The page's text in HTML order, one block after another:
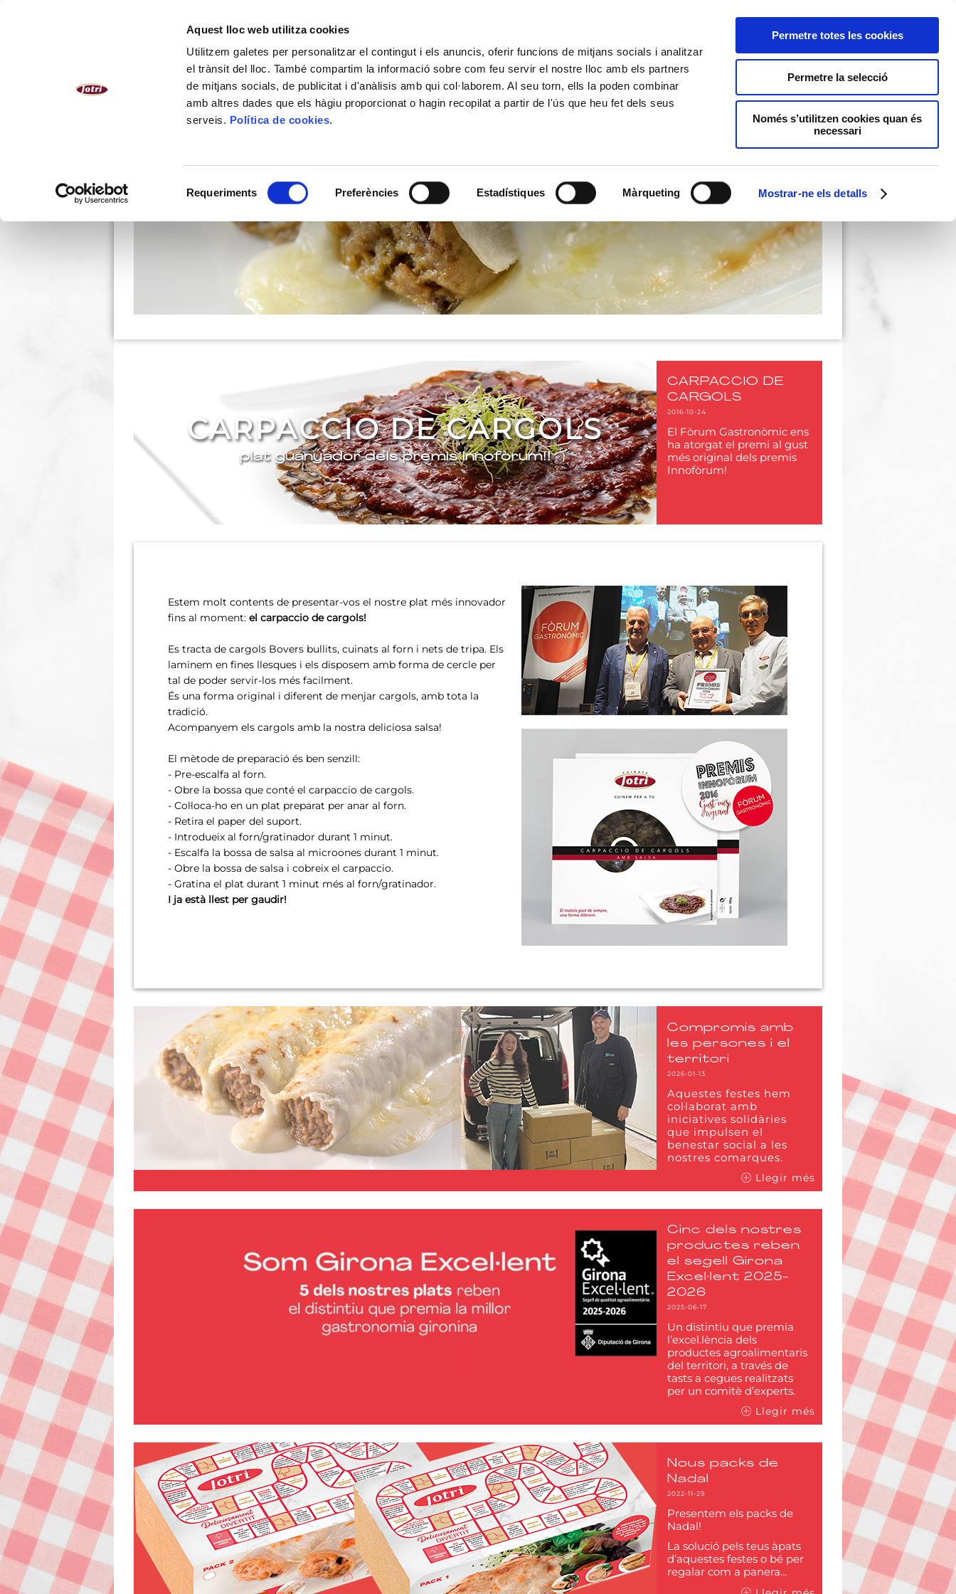
Aquest lloc web utilitza cookies
Utilitzem galetes per personalitzar el contingut i els anuncis, oferir funcions de mitjans socials i analitzar
el trànsit del lloc. També compartim la informació sobre com feu servir el nostre lloc amb els partners
de mitjans socials, de publicitat i d'anàlisis amb qui col·laborem. Al seu torn, ells la poden combinar
amb altres dades que els hàgiu proporcionat o hagin recopilat a partir de l'ús que heu fet dels seus
serveis. Política de cookies.
Requeriments Preferències Estadístiques Màrqueting Mostrar-ne els detalls
Permetre totes les cookies
Permetre la selecció
Només s’utilitzen cookies quan és
necessari
NOSALTRES PLATS CUINATS ACTUALITAT ON COMPRAR CONTACTE
CARPACCIO DE CARGOLS
plat guanyador dels premis innofòrum!!
CARPACCIO DE
CARGOLS
2016-10-24
El Fòrum Gastronòmic ens
ha atorgat el premi al gust
més original dels premis
Innofòrum!
Estem molt contents de presentar-vos el nostre plat més innovador
fins al moment:el carpaccio de cargols!
Es tracta de cargols Bovers bullits, cuinats al forn i nets de tripa. Els
laminem en fines llesques i els disposem amb forma de cercle per
tal de poder servir-los més facilment.
És una forma original i diferent de menjar cargols, amb tota la
tradició.
Acompanyem els cargols amb la nostra deliciosa salsa!
El mètode de preparació és ben senzill:
- Pre-escalfa al forn.
- Obre la bossa que conté el carpaccio de cargols.
- Col·loca-ho en un plat preparat per anar al forn.
- Retira el paper del suport.
- Introdueix al forn/gratinador durant 1 minut.
- Escalfa la bossa de salsa al microones durant 1 minut.
- Obre la bossa de salsa i cobreix el carpaccio.
- Gratina el plat durant 1 minut més al forn/gratinador.
I ja està llest per gaudir!
Compromís amb
les persones i el
territori
2026-01-13
Aquestes festes hem
col·laborat amb
iniciatives solidàries
que impulsen el
benestar social a les
nostres comarques.
Llegir més
Cinc dels nostres
productes reben
el segell Girona
Excel·lent 2025-
2026
2025-06-17
Un distintiu que premia
l’excel.lència dels
productes agroalimentaris
del territori, a través de
tasts a cegues realitzats
per un comitè d’experts.
Llegir més
Nous packs de
Nadal
2022-11-29
Presentem els packs de
Nadal!
La solució pels teus àpats
d’aquestes festes o bé per
regalar com a panera…